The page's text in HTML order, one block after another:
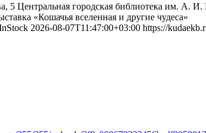
5 Центральная городская библиотека им. А. И.
«Кошачья вселенная и другие чудеса»
2026-08-07T11:47:00+03:00 https://